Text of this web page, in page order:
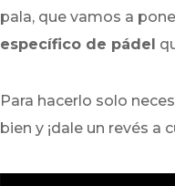
pala, que vamos a
específico de pádel
Para hacerlo solo
bien y ¡dale un revés a